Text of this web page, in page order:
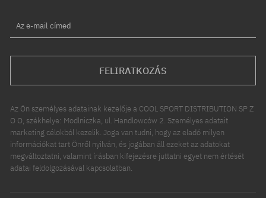
Az e-mail címed
FELIRATKOZÁS
Az Ön személyes adatainak kezelője a COOL SPORT DISTRIBUTION SP Z
O O, székhelye: Modlniczka, ul. Handlowców 2. Személyes adatait
marketing célokból kezelik. Joga van tudni, hogy az eladó milyen
információkat tart Önről nyilván, és jogában áll ezeket az adatokat
megváltoztatni, valamint írásban kifejezésre juttatni egyet nem értését
adatai feldolgozásával kapcsolatban.